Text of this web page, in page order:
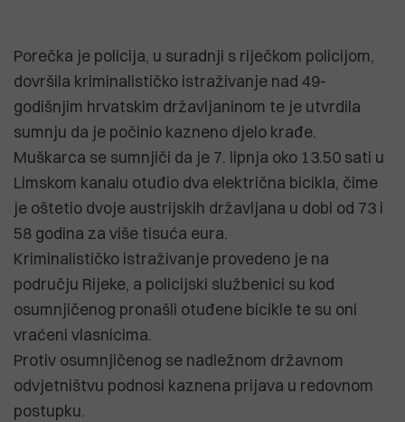
Porečka je policija, u suradnji s riječkom policijom,
dovršila kriminalističko istraživanje nad 49-
godišnjim hrvatskim državljaninom te je utvrdila
sumnju da je počinio kazneno djelo krađe.
Muškarca se sumnjiči da je 7. lipnja oko 13.50 sati u
Limskom kanalu otuđio dva električna bicikla, čime
je oštetio dvoje austrijskih državljana u dobi od 73 i
58 godina za više tisuća eura.
Kriminalističko istraživanje provedeno je na
području Rijeke, a policijski službenici su kod
osumnjičenog pronašli otuđene bicikle te su oni
vraćeni vlasnicima.
Protiv osumnjičenog se nadležnom državnom
odvjetništvu podnosi kaznena prijava u redovnom
postupku.